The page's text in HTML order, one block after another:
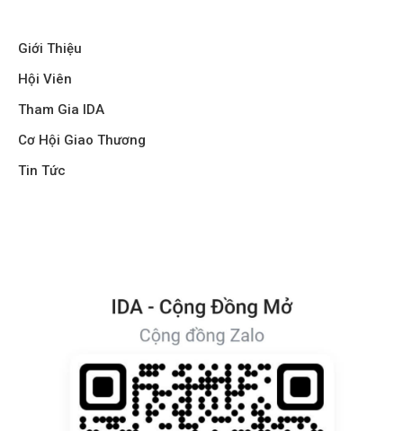
Giới Thiệu
Hội Viên
Tham Gia IDA
Cơ Hội Giao Thương
Tin Tức